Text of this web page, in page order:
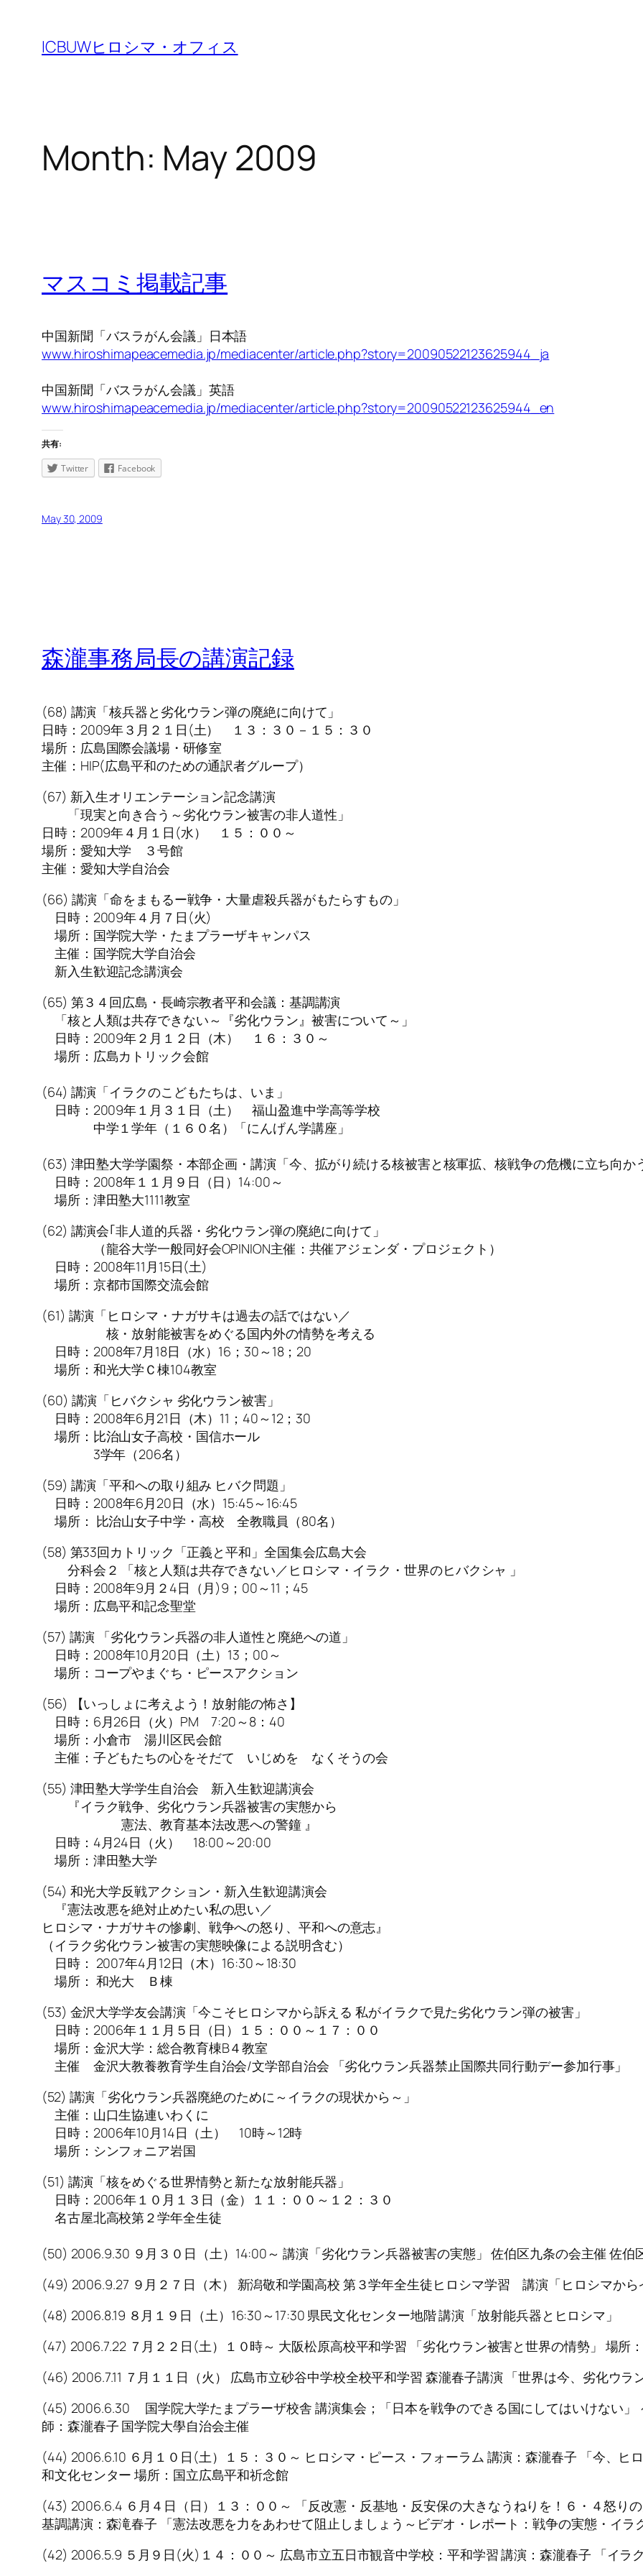
content
ICBUWヒロシマ・オフィス
Month: May 2009
マスコミ掲載記事
中国新聞「バスラがん会議」日本語
www.hiroshimapeacemedia.jp/mediacenter/article.php?story=20090522123625944_ja
中国新聞「バスラがん会議」英語
www.hiroshimapeacemedia.jp/mediacenter/article.php?story=20090522123625944_en
共有:
Twitter
Facebook
May 30, 2009
森瀧事務局長の講演記録
(68) 講演「核兵器と劣化ウラン弾の廃絶に向けて」
日時：2009年３月２１日(土） １３：３０－１５：３０
場所：広島国際会議場・研修室
主催：HIP(広島平和のための通訳者グループ）
(67) 新入生オリエンテーション記念講演
「現実と向き合う～劣化ウラン被害の非人道性」
日時：2009年４月１日(水） １５：００～
場所：愛知大学 ３号館
主催：愛知大学自治会
(66) 講演「命をまもるー戦争・大量虐殺兵器がもたらすもの」
日時：2009年４月７日(火)
場所：国学院大学・たまプラーザキャンパス
主催：国学院大学自治会
新入生歓迎記念講演会
(65) 第３４回広島・長崎宗教者平和会議：基調講演
「核と人類は共存できない～『劣化ウラン』被害について～」
日時：2009年２月１２日（木） １６：３０～
場所：広島カトリック会館
(64) 講演「イラクのこどもたちは、いま」
日時：2009年１月３１日（土） 福山盈進中学高等学校
中学１学年（１６０名）「にんげん学講座」
(63) 津田塾大学学園祭・本部企画・講演「今、拡がり続ける核被害と核軍拡、核戦争の危機に立ち向か
日時：2008年１１月９日（日）14:00～
場所：津田塾大1111教室
(62) 講演会｢非人道的兵器・劣化ウラン弾の廃絶に向けて」
（龍谷大学一般同好会OPINION主催：共催アジェンダ・プロジェクト）
日時：2008年11月15日(土)
場所：京都市国際交流会館
(61) 講演「ヒロシマ・ナガサキは過去の話ではない／
核・放射能被害をめぐる国内外の情勢を考える
日時：2008年7月18日（水）16；30～18；20
場所：和光大学Ｃ棟104教室
(60) 講演「ヒバクシャ 劣化ウラン被害」
日時：2008年6月21日（木）11；40～12；30
場所：比治山女子高校・国信ホール
3学年（206名）
(59) 講演「平和への取り組み ヒバク問題」
日時：2008年6月20日（水）15:45～16:45
場所： 比治山女子中学・高校 全教職員（80名）
(58) 第33回カトリック「正義と平和」全国集会広島大会
分科会２ 「核と人類は共存できない／ヒロシマ・イラク・世界のヒバクシャ 」
日時：2008年9月２4日（月)9；00～11；45
場所：広島平和記念聖堂
(57) 講演 「劣化ウラン兵器の非人道性と廃絶への道」
日時：2008年10月20日（土）13；00～
場所：コープやまぐち・ピースアクション
(56) 【いっしょに考えよう！放射能の怖さ】
日時：6月26日（火）PM 7:20～8：40
場所：小倉市 湯川区民会館
主催：子どもたちの心をそだて いじめを なくそうの会
(55) 津田塾大学学生自治会 新入生歓迎講演会
『イラク戦争、劣化ウラン兵器被害の実態から
憲法、教育基本法改悪への警鐘 』
日時：4月24日（火） 18:00～20:00
場所：津田塾大学
(54) 和光大学反戦アクション・新入生歓迎講演会
『憲法改悪を絶対止めたい私の思い／
ヒロシマ・ナガサキの惨劇、戦争への怒り、平和への意志』
（イラク劣化ウラン被害の実態映像による説明含む）
日時： 2007年4月12日（木）16:30～18:30
場所： 和光大 Ｂ棟
(53) 金沢大学学友会講演「今こそヒロシマから訴える 私がイラクで見た劣化ウラン弾の被害」
日時：2006年１１月５日（日）１５：００～１７：００
場所：金沢大学：総合教育棟B４教室
主催 金沢大教養教育学生自治会/文学部自治会 「劣化ウラン兵器禁止国際共同行動デー参加行事」
(52) 講演「劣化ウラン兵器廃絶のために～イラクの現状から～」
主催：山口生協連いわくに
日時：2006年10月14日（土） 10時～12時
場所：シンフォニア岩国
(51) 講演「核をめぐる世界情勢と新たな放射能兵器」
日時：2006年１０月１３日（金）１１：００～１２：３０
名古屋北高校第２学年全生徒
(50) 2006.9.30 ９月３０日（土）14:00～ 講演「劣化ウラン兵器被害の実態」 佐伯区九条の会主催 佐伯
(49) 2006.9.27 ９月２７日（木） 新潟敬和学園高校 第３学年全生徒ヒロシマ学習 講演「ヒロシマから
(48) 2006.8.19 ８月１９日（土）16:30～17:30 県民文化センター地階 講演「放射能兵器とヒロシマ」
(47) 2006.7.22 ７月２２日(土）１０時～ 大阪松原高校平和学習 「劣化ウラン被害と世界の情勢」 場所
(46) 2006.7.11 ７月１１日（火） 広島市立砂谷中学校全校平和学習 森瀧春子講演 「世界は今、劣化ウラ
(45) 2006.6.30 国学院大学たまプラーザ校舎 講演集会；「日本を戦争のできる国にしてはいけない」
師：森瀧春子 国学院大學自治会主催
(44) 2006.6.10 ６月１０日(土）１５：３０～ ヒロシマ・ピース・フォーラム 講演：森瀧春子 「今、ヒ
和文化センター 場所：国立広島平和祈念館
(43) 2006.6.4 ６月４日（日）１３：００～ 「反改憲・反基地・反安保の大きなうねりを！６・４怒り
基調講演：森滝春子 「憲法改悪を力をあわせて阻止しましょう～ビデオ・レポート：戦争の実態・イラ
(42) 2006.5.9 ５月９日(火)１４：００～ 広島市立五日市観音中学校：平和学習 講演：森瀧春子 「イラ